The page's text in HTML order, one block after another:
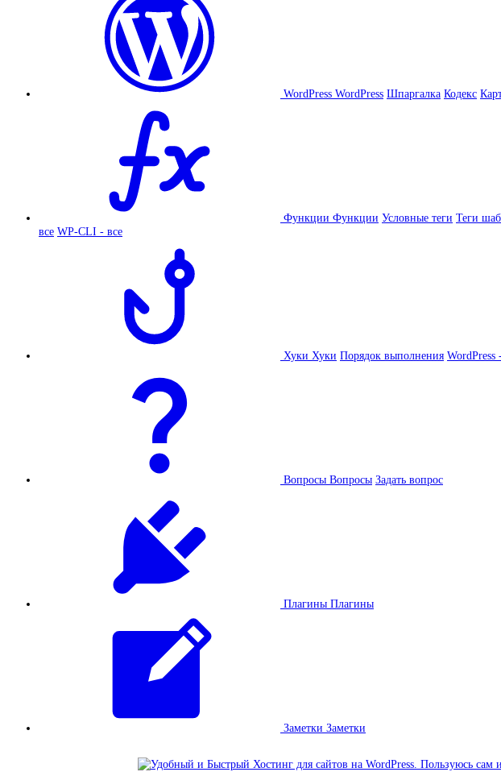
WordPress WordPress Шпаргалка Кодекс
Функции Функции Условные теги Теги
все WP-CLI - все
Хуки Хуки Порядок выполнения WordPress
Вопросы Вопросы Задать вопрос
Плагины Плагины
Заметки Заметки